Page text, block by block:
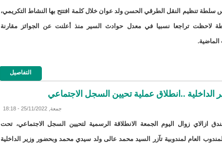
433لصالح 11 وزارة/إينشيري
8إصابات بكورونا وحالة وفاة واحدة/إينشيري
سلطة تنظيم النقل الطرقي الحسن ولد عوان خلال كلمة افتتح بها النشاط التكريمي،
لاحظت تراجعا نسبيا في معدل حوادث السير منذ أعلنت عن الجوائز مقارنة
الماضية.
التفاصيل
..انطلاق عملية تحيين السجل الاجتماعي
جمعة, 25/11/2022 - 18:18
ازالاي زوال اليوم الجمعة الانطلاقة الرسمية لتحيين السجل الاجتماعي، تحت
العام لمندوبية تآزر السيد محمد عالى ولد سيدي محمد وبحضور وزير الداخلية